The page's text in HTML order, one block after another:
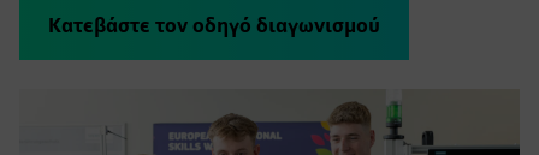
Κατεβάστε τον οδηγό διαγωνισμού